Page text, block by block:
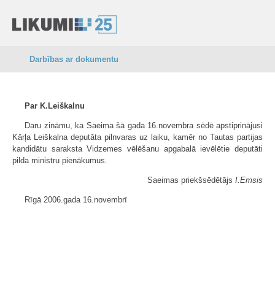
Darbības ar dokumentu
Par K.Leiškalnu
Daru zināmu, ka Saeima šā gada 16.novembra sēdē apstiprinājusi
Kārļa Leiškalna deputāta pilnvaras uz laiku, kamēr no Tautas partijas
kandidātu saraksta Vidzemes vēlēšanu apgabalā ievēlētie deputāti
pilda ministru pienākumus.
Saeimas priekšsēdētājs I.Emsis
Rīgā 2006.gada 16.novembrī